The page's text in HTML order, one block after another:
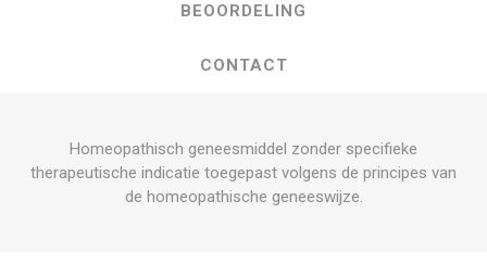
BEOORDELING
CONTACT
Homeopathisch geneesmiddel zonder specifieke
therapeutische indicatie toegepast volgens de principes van
de homeopathische geneeswijze.